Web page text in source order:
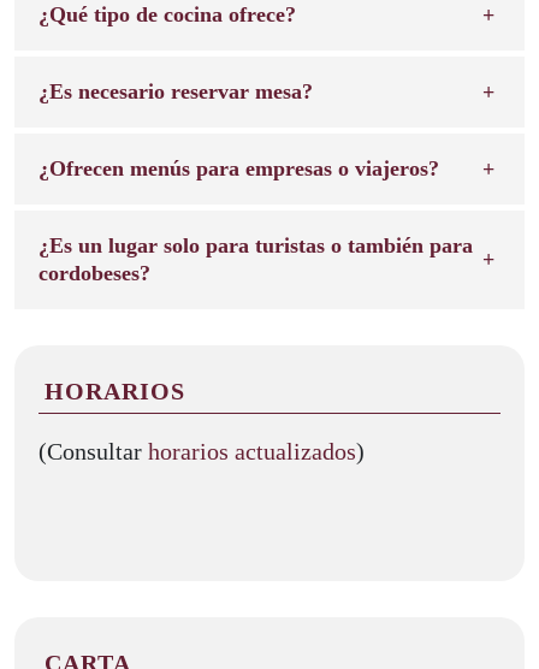
¿Qué tipo de cocina ofrece?
¿Es necesario reservar mesa?
¿Ofrecen menús para empresas o viajeros?
¿Es un lugar solo para turistas o también para
cordobeses?
HORARIOS
(Consultar horarios actualizados)
CARTA